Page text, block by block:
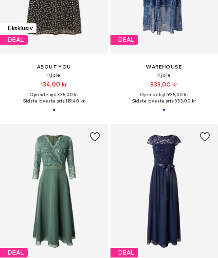
Eksklusiv
DEAL
ABOUT YOU
Kjole
134,00 kr
Oprindeligt: 335,00 kr
Sidste laveste pris:119,40 kr
DEAL
WAREHOUSE
Kjole
333,00 kr
Oprindeligt: 935,00 kr
Sidste laveste pris:333,00 kr
DEAL DEAL